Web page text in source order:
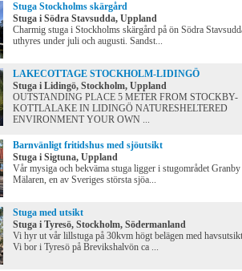
Stuga Stockholms skärgård
Stuga i Södra Stavsudda, Uppland
Charmig stuga i Stockholms skärgård på ön Södra
uthyres under juli och augusti. Sandst...
LAKECOTTAGE STOCKHOLM-LIDINGÖ
Stuga i Lidingö, Stockholm, Uppland
OUTSTANDING PLACE 5 METER FROM STOCKBY-
KOTTLALAKE IN LIDINGÖ NATURESHELTERED
ENVIRONMENT YOUR OWN ...
Barnvänligt fritidshus med sjöutsikt
Stuga i Sigtuna, Uppland
Vår mysiga och bekväma stuga ligger i stugområdet
Mälaren, en av Sveriges största sjöa...
Stuga med utsikt
Stuga i Tyresö, Stockholm, Södermanland
Vi hyr ut vår lillstuga på 30kvm högt belägen med
Vi bor i Tyresö på Brevikshalvön ca ...